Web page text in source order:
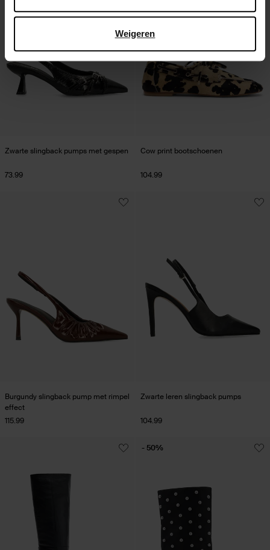
Weigeren
Zwarte slingback pumps met gespen
73.99
Cow print bootschoenen
104.99
Burgundy slingback pump met rimpel
effect
115.99
Zwarte leren slingback pumps
104.99
- 50%